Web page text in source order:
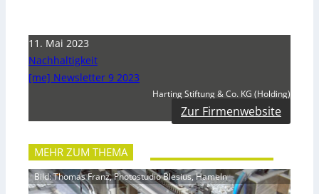
11. Mai 2023
Nachhaltigkeit
[me] Newsletter 9 2023
Harting Stiftung & Co. KG (Holding)
Zur Firmenwebsite
MEHR ZUM THEMA
Bild: Thomas Franz, Photostudio Blesius, Hameln